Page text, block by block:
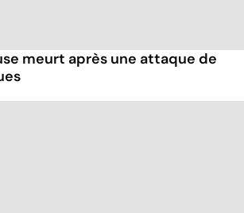
meurt après une attaque de